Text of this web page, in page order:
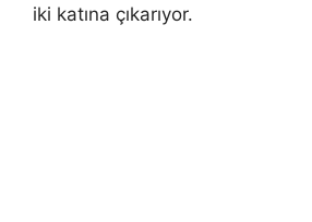
iki katına çıkarıyor.